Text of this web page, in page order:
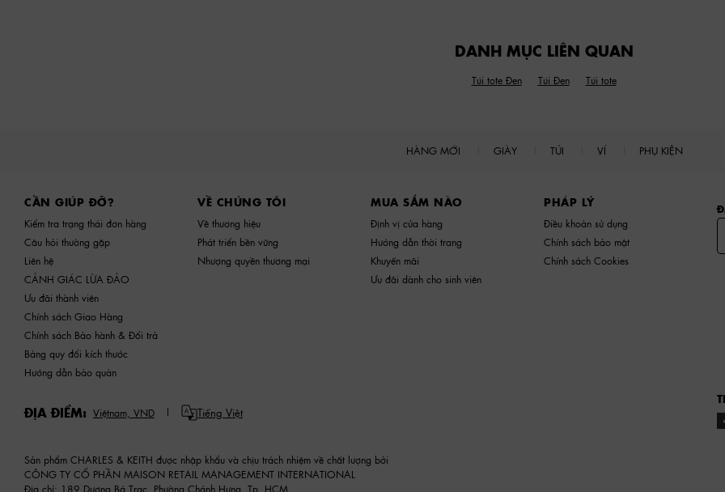
DANH MỤC LIÊN QUAN
Túi tote Đen Túi Đen Túi tote
HÀNG MỚI GIÀY TÚI VÍ PHỤ KIỆN
CẦN GIÚP ĐỠ?
Kiểm tra trạng thái đơn hàng
Câu hỏi thường gặp
Liên hệ
CẢNH GIÁC LỪA ĐẢO
Ưu đãi thành viên
Chính sách Giao Hàng
Chính sách Bảo hành & Đổi trả
Bảng quy đổi kích thước
Hướng dẫn bảo quản
VỀ CHÚNG TÔI
Về thương hiệu
Phát triển bền vững
Nhượng quyền thương mại
MUA SẮM NÀO
Định vị cửa hàng
Hướng dẫn thời trang
Khuyến mãi
Ưu đãi dành cho sinh viên
PHÁP LÝ
Điều khoản sử dụng
Chính sách bảo mật
Chính sách Cookies
ĐỊA ĐIỂM: Việtnam, VND Tiếng Việt
Sản phẩm CHARLES & KEITH được nhập khẩu và chịu trách nhiệm về chất lượng bởi
CÔNG TY CỔ PHẦN MAISON RETAIL MANAGEMENT INTERNATIONAL
Địa chỉ: 189 Dương Bá Trạc, Phường Chánh Hưng, Tp. HCM